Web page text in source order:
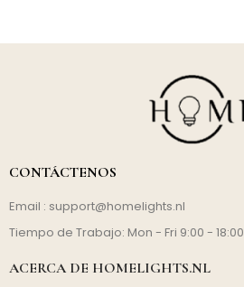
CONTÁCTENOS
Email : support@homelights.nl
Tiempo de Trabajo: Mon - Fri 9:00 - 18:00
ACERCA DE HOMELIGHTS.NL